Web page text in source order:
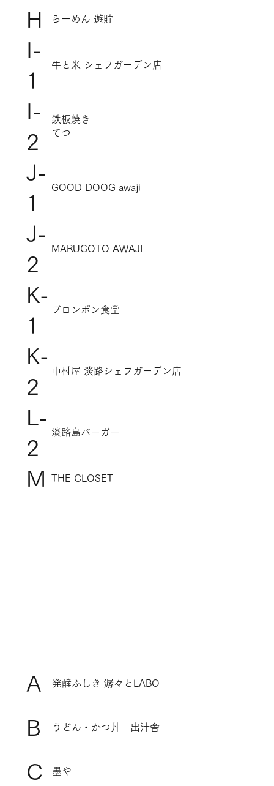
発酵ふしき 潺々とLABO
A
うどん・かつ丼 出汁舎
B
墨や
C
らーめん 遊貯
H
牛と米 シェフガーデン店
I-
1
鉄板焼き
てつ
I-
2
GOOD DOOG awaji
J-
1
MARUGOTO AWAJI
J-
2
プロンポン食堂
K-
1
中村屋 淡路シェフガーデン店
K-
2
淡路島バーガー
L-
2
THE CLOSET
M